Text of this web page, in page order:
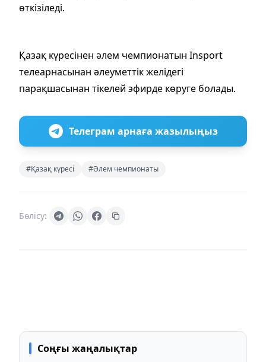
өткізіледі.
Қазақ күресінен әлем чемпионатын Insport
телеарнасынан әлеуметтік желідегі
парақшасынан тікелей эфирде көруге болады.
Телеграм арнаға жазылыңыз
#Қазақ күресі #Әлем чемпионаты
Бөлісу:
Соңғы жаңалықтар